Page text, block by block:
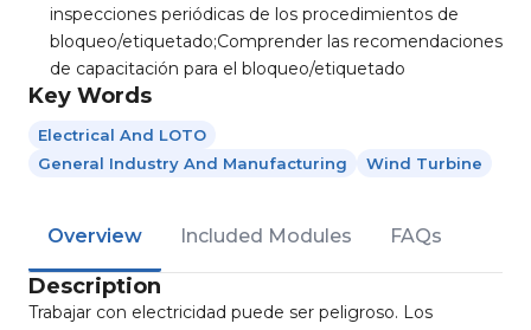
inspecciones periódicas de los procedimientos de
bloqueo/etiquetado;Comprender las recomendaciones
de capacitación para el bloqueo/etiquetado
Key Words
Electrical And LOTO
General Industry And Manufacturing
Wind Turbine
Overview Included Modules FAQs
Description
Trabajar con electricidad puede ser peligroso. Los